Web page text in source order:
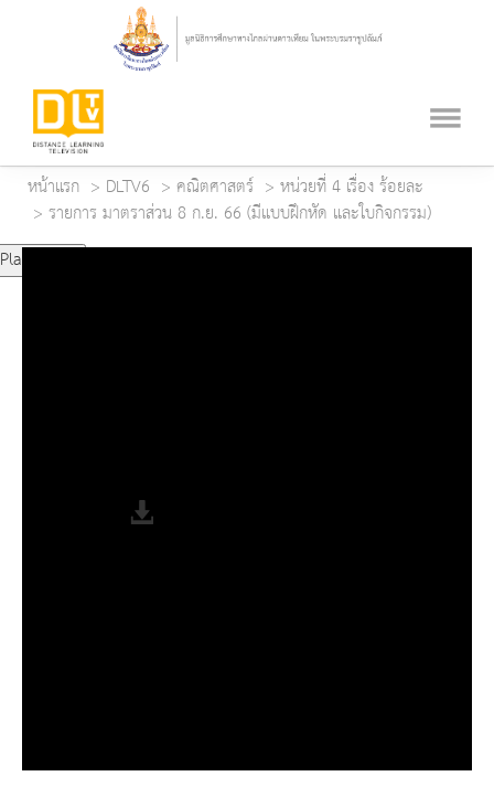
หน้าแรก DLTV6 คณิตศาสตร์
หน่วยที่ 4 เรื่อง ร้อยละ
รายการ มาตราส่วน 8 ก.ย. 66 (มีแบบฝึกหัด และใบกิจกรรม)
Play Video